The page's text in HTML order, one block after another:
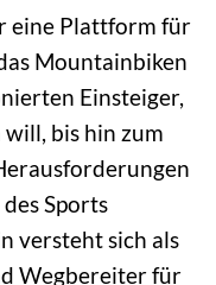
eine Plattform für
Mountainbiken
Einsteiger,
bis hin zum
Sports
versteht sich als
Wegbereiter für